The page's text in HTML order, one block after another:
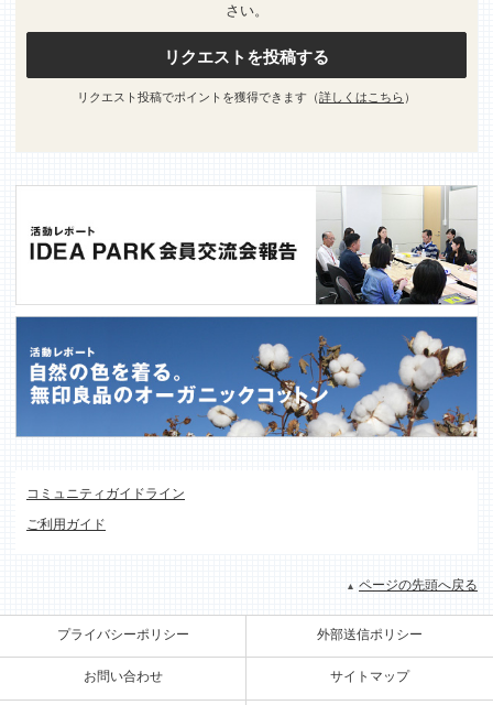
さい。
リクエストを投稿する
リクエスト投稿でポイントを獲得できます（詳しくはこちら ）
コミュニティガイドライン
ご利用ガイド
ページの先頭へ戻る
プライバシーポリシー 外部送信ポリシー
お問い合わせ サイトマップ